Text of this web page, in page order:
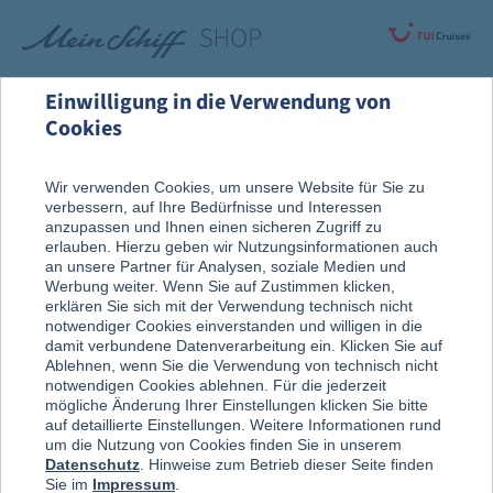
Alle Produkte Fanartikel
Einwilligung in die Verwendung von
Cookies
Wir verwenden Cookies, um unsere Website für Sie zu
verbessern, auf Ihre Bedürfnisse und Interessen
anzupassen und Ihnen einen sicheren Zugriff zu
erlauben. Hierzu geben wir Nutzungsinformationen auch
an unsere Partner für Analysen, soziale Medien und
Werbung weiter. Wenn Sie auf Zustimmen klicken,
erklären Sie sich mit der Verwendung technisch nicht
notwendiger Cookies einverstanden und willigen in die
damit verbundene Datenverarbeitung ein. Klicken Sie auf
Ablehnen, wenn Sie die Verwendung von technisch nicht
notwendigen Cookies ablehnen. Für die jederzeit
mögliche Änderung Ihrer Einstellungen klicken Sie bitte
auf detaillierte Einstellungen. Weitere Informationen rund
um die Nutzung von Cookies finden Sie in unserem
Datenschutz . Hinweise zum Betrieb dieser Seite finden
Sie im Impressum